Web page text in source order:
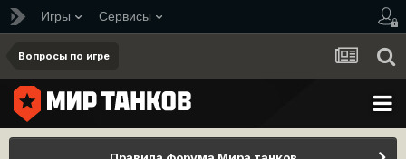
Игры Сервисы
Вопросы по игре